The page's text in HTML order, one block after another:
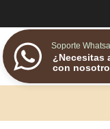
Soporte
¿Necesitas
con